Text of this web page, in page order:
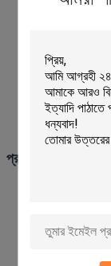
যন্ত্রের পরিমাপ
অতিরিক্ত লোড বা কম
সহজ অপারেশন জন্য
আরো টেকসই এবং সহজ
প্রযুক্তিগত পরামিতি
পরিমাপযোগ্য মানঃপিক